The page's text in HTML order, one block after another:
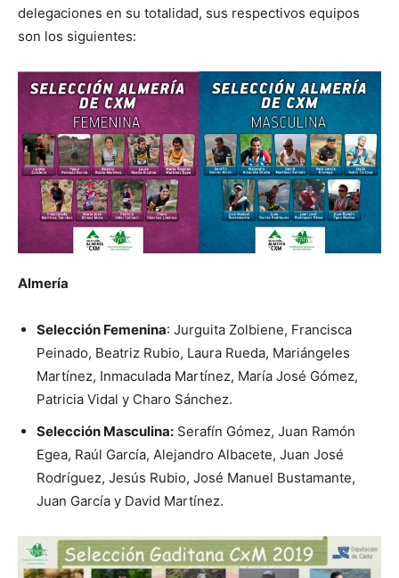
delegaciones en su totalidad, sus respectivos equipos
son los siguientes:
Almería
Selección Femenina: Jurguita Zolbiene, Francisca
Peinado, Beatriz Rubio, Laura Rueda, Mariángeles
Martínez, Inmaculada Martínez, María José Gómez,
Patricia Vidal y Charo Sánchez.
Selección Masculina: Serafín Gómez, Juan Ramón
Egea, Raúl García, Alejandro Albacete, Juan José
Rodríguez, Jesús Rubio, José Manuel Bustamante,
Juan García y David Martínez.